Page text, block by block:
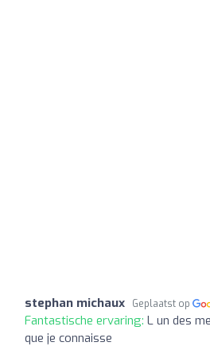
stephan michaux Geplaatst op
Fantastische ervaring: L un des
que je connaisse